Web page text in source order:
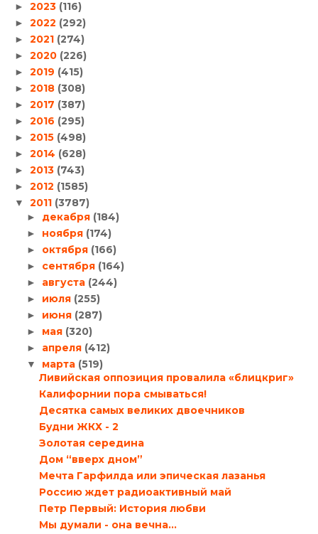
► 2023 (116)
► 2022 (292)
► 2021 (274)
► 2020 (226)
► 2019 (415)
► 2018 (308)
► 2017 (387)
► 2016 (295)
► 2015 (498)
► 2014 (628)
► 2013 (743)
► 2012 (1585)
▼ 2011 (3787)
► декабря (184)
► ноября (174)
► октября (166)
► сентября (164)
► августа (244)
► июля (255)
► июня (287)
► мая (320)
► апреля (412)
▼ марта (519)
Ливийская оппозиция провалила «блицкриг»
Калифорнии пора смываться!
Десятка самых великих двоечников
Будни ЖКХ - 2
Золотая середина
Дом “вверх дном”
Мечта Гарфилда или эпическая лазанья
Россию ждет радиоактивный май
Петр Первый: История любви
Мы думали - она вечна...